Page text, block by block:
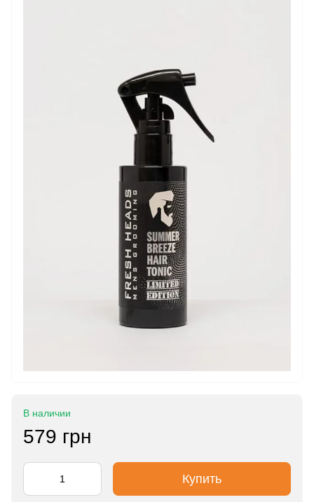
В наличии
579 грн
Купить